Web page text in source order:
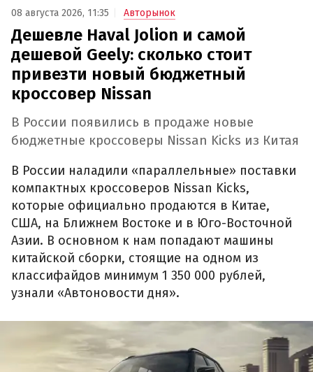
08 августа 2026, 11:35 Авторынок
Дешевле Haval Jolion и самой
дешевой Geely: сколько стоит
привезти новый бюджетный
кроссовер Nissan
В России появились в продаже новые
бюджетные кроссоверы Nissan Kicks из Китая
В России наладили «параллельные» поставки
компактных кроссоверов Nissan Kicks,
которые официально продаются в Китае,
США, на Ближнем Востоке и в Юго-Восточной
Азии. В основном к нам попадают машины
китайской сборки, стоящие на одном из
классифайдов минимум 1 350 000 рублей,
узнали «Автоновости дня».